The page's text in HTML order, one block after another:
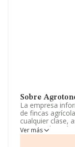
Sobre
La empresa
de fincas
cualquier clase,
comercialización
de productos de
Ver más